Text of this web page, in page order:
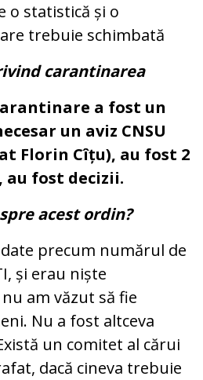
o statistică și o
trebuie schimbată
carantinarea
a fost un
un aviz CNSU
Florin Cîțu), au fost 2
au fost decizii.
acest ordin?
precum numărul de
și erau niște
am văzut să fie
Nu a fost altceva
un comitet al cărui
dacă cineva trebuie